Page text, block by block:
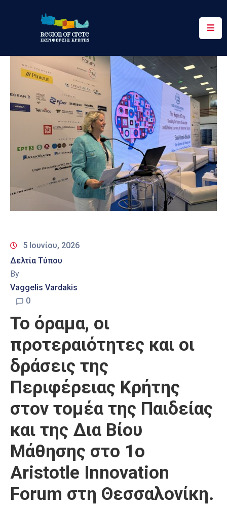
Περιφέρεια
Ενημέρωση
Έργα
&
Δράσεις
Ψηφιακές
Υπηρεσίες
Επικοινωνία
5 Ιουνίου, 2026
Δελτία Τύπου
By
Vaggelis Vardakis
0
Το όραμα, οι
προτεραιότητες και οι
δράσεις της
Περιφέρειας Κρήτης
στον τομέα της Παιδείας
και της Δια Βίου
Μάθησης στο 1ο
Aristotle Innovation
Forum στη Θεσσαλονίκη.